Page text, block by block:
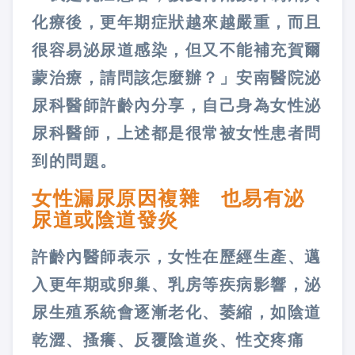
化療後，更年期症狀越來越嚴重，而且
很容易泌尿道感染，但又不能補充賀爾
蒙治療，請問該怎麼辦？」安南醫院泌
尿科醫師許齡內分享，自己身為女性泌
尿科醫師，上述都是很常被女性患者問
到的問題。
女性漏尿原因複雜 也易有泌
尿道或陰道發炎
許齡內醫師表示，女性在歷經生產、邁
入更年期或卵巢、乳房等疾病影響，泌
尿生殖系統會逐漸老化、萎縮，如陰道
乾澀、搔癢、反覆陰道炎、性交疼痛